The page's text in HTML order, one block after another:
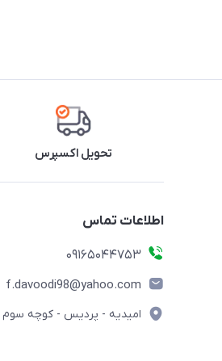
تحویل اکسپرس
اطلاعات تماس
09165044753
f.davoodi98@yahoo.com
امیدیه - پردیس - کوچه سوم